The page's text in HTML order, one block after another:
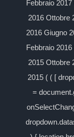
Febbraio
2016 Ottobre
2016 Giugno
Febbraio
2015 Ottobre
2015 ( ( [
=